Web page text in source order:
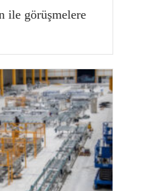
ile görüşmelere